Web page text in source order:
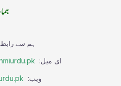
ہم سے
ای میل:
ویب: